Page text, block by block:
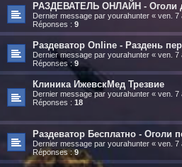
РАЗДЕВАТЕЛЬ ОНЛАЙН - Оголи
Dernier message par yourahunter « ven. 7
Réponses : 9
Раздеватор Online - Раздень
Dernier message par yourahunter « ven. 7
Réponses : 9
Клиника ИжевскМед Трезвие
Dernier message par yourahunter « ven. 7
Réponses : 18
Раздеватор Бесплатно - Оголи
Dernier message par yourahunter « ven. 7
Réponses : 9